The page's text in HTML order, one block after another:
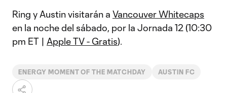
Ring y Austin visitarán a Vancouver Whitecaps
en la noche del sábado, por la Jornada 12 (10:30
pm ET | Apple TV - Gratis).
ENERGY MOMENT OF THE MATCHDAY AUSTIN FC